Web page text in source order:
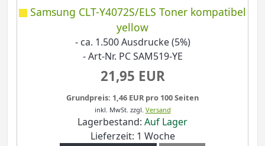
Samsung CLT-Y4072S/ELS Toner kompatibel
yellow
- ca. 1.500 Ausdrucke (5%)
- Art-Nr. PC SAM519-YE
21,95 EUR
Grundpreis: 1,46 EUR pro 100 Seiten
inkl. MwSt. zzgl. Versand
Lagerbestand: Auf Lager
Lieferzeit: 1 Woche